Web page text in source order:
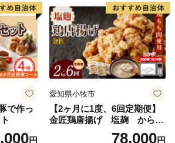
で作っ
円
愛知県小牧市
【2ヶ月に1度、6回定期便】
金匠鶏唐揚げ 塩麹 からあ
78,000円